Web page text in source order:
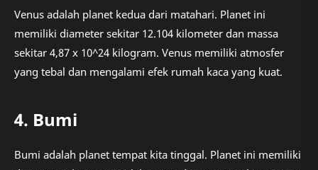
Venus adalah planet kedua dari matahari. Planet ini
memiliki diameter sekitar 12.104 kilometer dan massa
sekitar 4,87 x 10^24 kilogram. Venus memiliki atmosfer
yang tebal dan mengalami efek rumah kaca yang kuat.
4. Bumi
Bumi adalah planet tempat kita tinggal. Planet ini memiliki